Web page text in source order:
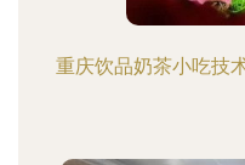
重庆饮品奶茶小吃技